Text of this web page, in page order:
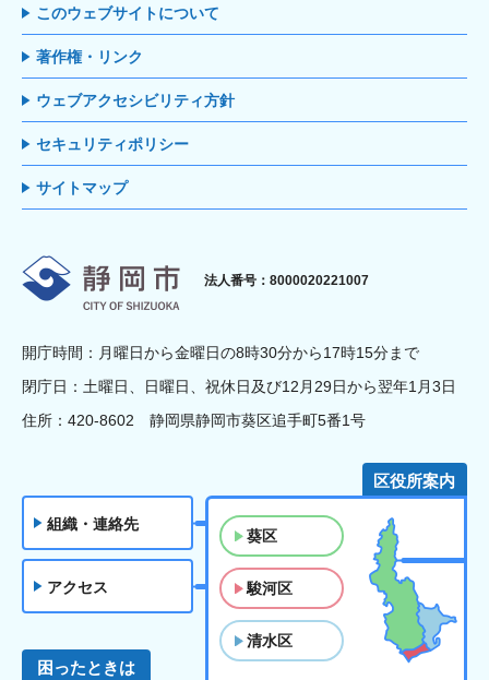
このウェブサイトについて
著作権・リンク
ウェブアクセシビリティ方針
セキュリティポリシー
サイトマップ
静岡市
法人番号：8000020221007
開庁時間：月曜日から金曜日の8時30分から17時15分まで
閉庁日：土曜日、日曜日、祝休日及び12月29日から翌年1月3日
住所：420-8602 静岡県静岡市葵区追手町5番1号
組織・連絡先
アクセス
区役所案内
葵区
駿河区
清水区
困ったときは